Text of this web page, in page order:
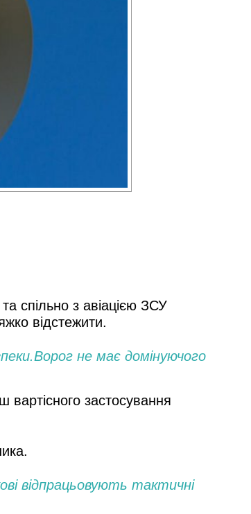
спільно з авіацією ЗСУ
відстежити.
не має домінуючого
вартісного застосування
відпрацьовують тактичні